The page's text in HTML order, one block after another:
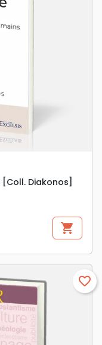
[Coll. Diakonos]
shopping_cart
favorite_border